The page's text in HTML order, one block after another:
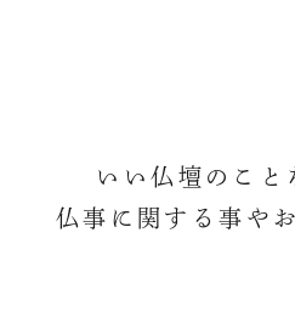
いい仏壇のこと
仏事に関する事や